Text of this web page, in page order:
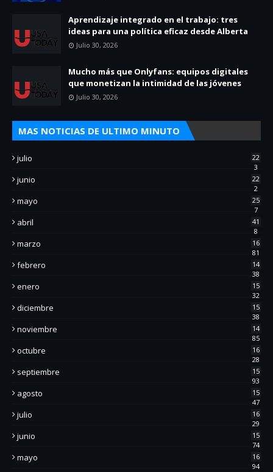
Aprendizaje integrado en el trabajo: tres
ideas para una política eficaz desde Alberta
Julio 30, 2026
Mucho más que Onlyfans: equipos digitales
que monetizan la intimidad de las jóvenes
Julio 30, 2026
MAS NOTICIAS DE ULTIMO MINUTO
julio
22
3
junio
22
2
mayo
25
7
abril
41
8
marzo
16
81
febrero
14
38
enero
15
32
diciembre
15
38
noviembre
14
85
octubre
16
28
septiembre
15
93
agosto
15
47
julio
16
29
junio
15
74
mayo
16
94